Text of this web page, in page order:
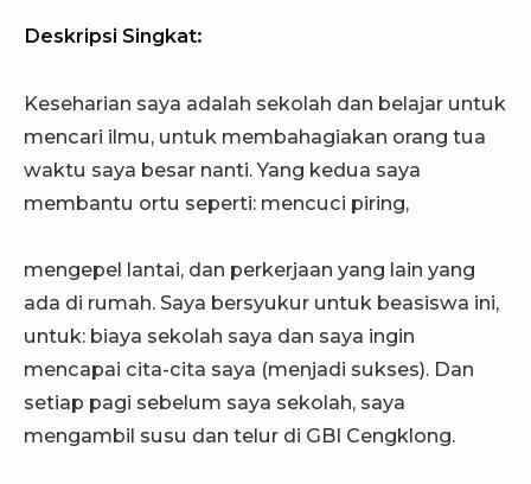
Deskripsi Singkat:
Keseharian saya adalah sekolah dan belajar untuk
mencari ilmu, untuk membahagiakan orang tua
waktu saya besar nanti. Yang kedua saya
membantu ortu seperti: mencuci piring,
mengepel lantai, dan perkerjaan yang lain yang
ada di rumah. Saya bersyukur untuk beasiswa ini,
untuk: biaya sekolah saya dan saya ingin
mencapai cita-cita saya (menjadi sukses). Dan
setiap pagi sebelum saya sekolah, saya
mengambil susu dan telur di GBI Cengklong.